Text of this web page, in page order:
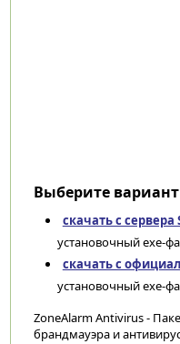
Выберите
скачать с
установочный exe-
скачать с
установочный exe-
ZoneAlarm Antivirus -
брандмауэра и